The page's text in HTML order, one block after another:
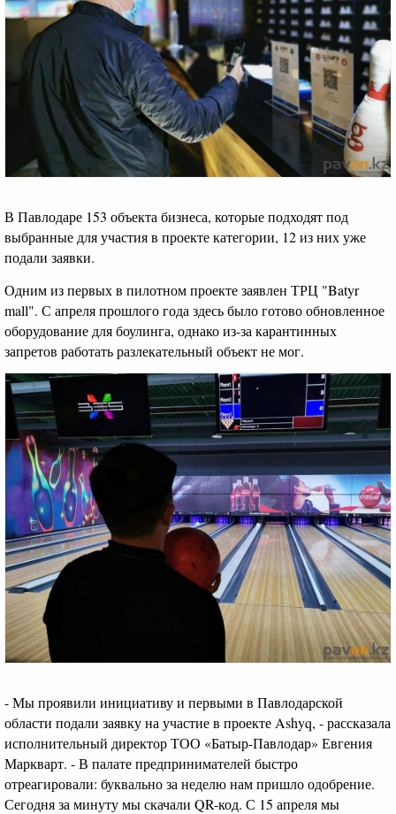
В Павлодаре 153 объекта бизнеса, которые подходят под
выбранные для участия в проекте категории, 12 из них уже
подали заявки.
Одним из первых в пилотном проекте заявлен ТРЦ "Batyr
mall". С апреля прошлого года здесь было готово обновленное
оборудование для боулинга, однако из-за карантинных
запретов работать разлекательный объект не мог.
- Мы проявили инициативу и первыми в Павлодарской
области подали заявку на участие в проекте Ashyq, - рассказала
исполнительный директор ТОО «Батыр-Павлодар» Евгения
Маркварт. - В палате предпринимателей быстро
отреагировали: буквально за неделю нам пришло одобрение.
Сегодня за минуту мы скачали QR-код. С 15 апреля мы